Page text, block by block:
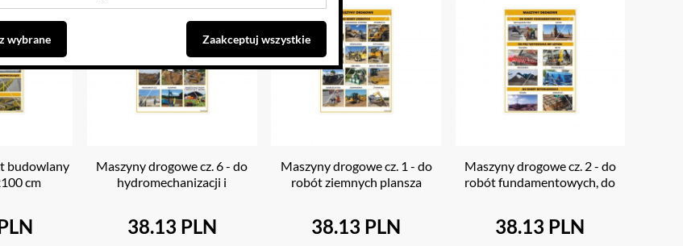
budowlany
cm
Maszyny drogowe cz. 6 - do
hydromechanizacji i
38.13 PLN
Maszyny drogowe cz. 1 - do
robót ziemnych plansza
38.13 PLN
Maszyny drogowe cz. 2 - do
robót fundamentowych, do
70x100 cm
38.13 PLN
wybrane Zaakceptuj wszystkie